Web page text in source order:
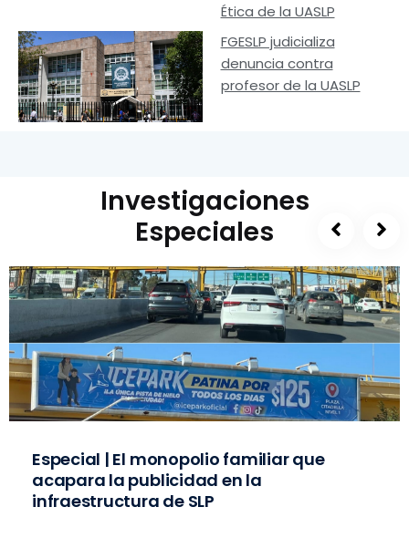
Ética de la UASLP
FGESLP judicializa
denuncia contra
profesor de la UASLP
Investigaciones
Especiales
Especial | El monopolio familiar que
acapara la publicidad en la
infraestructura de SLP